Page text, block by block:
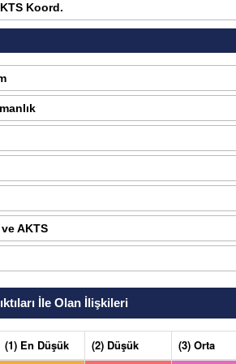
Koord.
AKTS
İle Olan İlişkileri
(1) En Düşük (2) Düşük
(3) Orta